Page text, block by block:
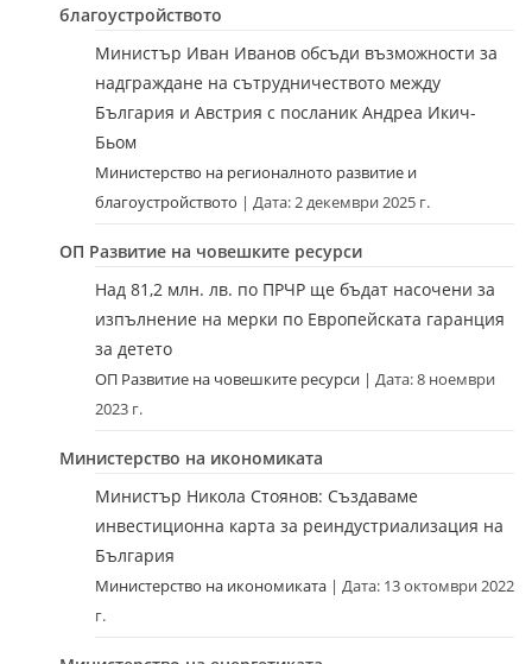
благоустройството
Министър Иван Иванов обсъди възможности за
надграждане на сътрудничеството между
България и Австрия с посланик Андреа Икич-
Бьом
Министерство на регионалното развитие и
благоустройството
Дата: 2 декември 2025 г.
ОП Развитие на човешките ресурси
Над 81,2 млн. лв. по ПРЧР ще бъдат насочени за
изпълнение на мерки по Европейската гаранция
за детето
ОП Развитие на човешките ресурси
Дата: 8 ноември
2023 г.
Министерство на икономиката
Министър Никола Стоянов: Създаваме
инвестиционна карта за реиндустриализация на
България
Министерство на икономиката
Дата: 13 октомври 2022
г.